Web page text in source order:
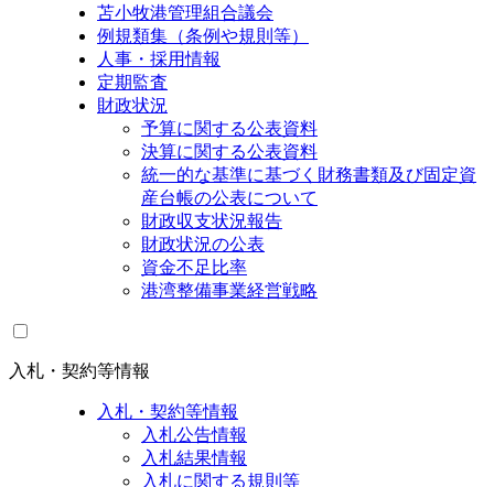
苫小牧港管理組合議会
例規類集（条例や規則等）
人事・採用情報
定期監査
財政状況
予算に関する公表資料
決算に関する公表資料
統一的な基準に基づく財務書類及び固定資
産台帳の公表について
財政収支状況報告
財政状況の公表
資金不足比率
港湾整備事業経営戦略
入札・契約等情報
入札・契約等情報
入札公告情報
入札結果情報
入札に関する規則等